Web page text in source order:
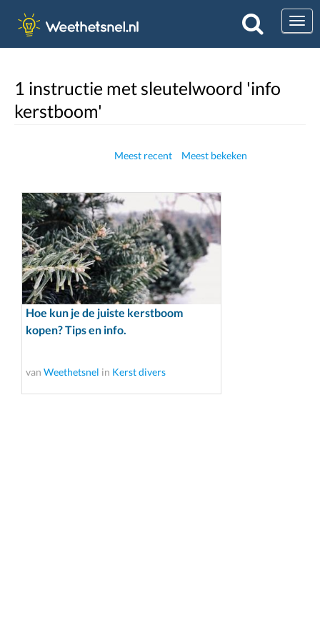
1 instructie met sleutelwoord 'info
kerstboom'
Meest recent Meest bekeken
Hoe kun je de juiste kerstboom
kopen? Tips en info.
van Weethetsnel in Kerst divers